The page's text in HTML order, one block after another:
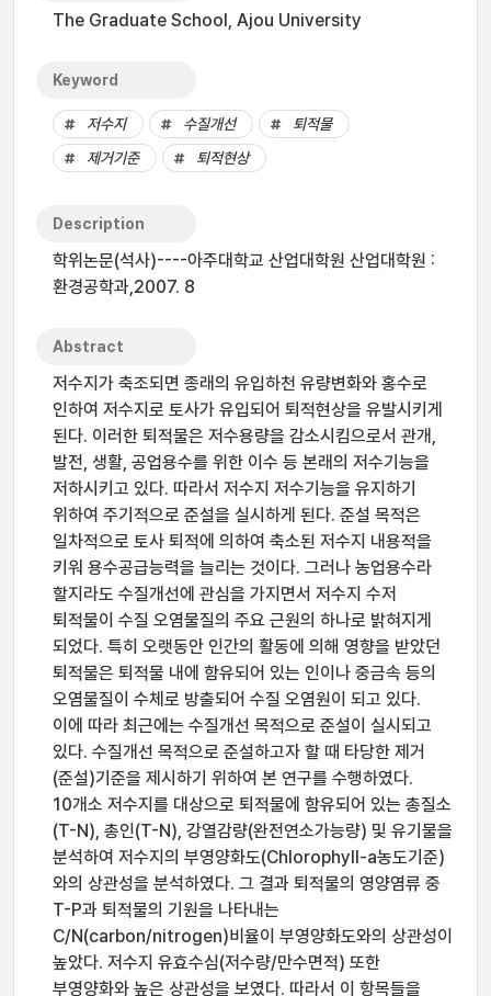
The Graduate School, Ajou University
Keyword
저수지 수질개선
퇴적물
제거기준
퇴적현상
Description
학위논문(석사)----아주대학교 산업대학원 산업대학원 :
환경공학과,2007. 8
Abstract
저수지가 축조되면 종래의 유입하천 유량변화와 홍수로
인하여 저수지로 토사가 유입되어 퇴적현상을 유발시키게
된다. 이러한 퇴적물은 저수용량을 감소시킴으로서 관개,
발전, 생활, 공업용수를 위한 이수 등 본래의 저수기능을
저하시키고 있다. 따라서 저수지 저수기능을 유지하기
위하여 주기적으로 준설을 실시하게 된다. 준설 목적은
일차적으로 토사 퇴적에 의하여 축소된 저수지 내용적을
키워 용수공급능력을 늘리는 것이다. 그러나 농업용수라
할지라도 수질개선에 관심을 가지면서 저수지 수저
퇴적물이 수질 오염물질의 주요 근원의 하나로 밝혀지게
되었다. 특히 오랫동안 인간의 활동에 의해 영향을 받았던
퇴적물은 퇴적물 내에 함유되어 있는 인이나 중금속 등의
오염물질이 수체로 방출되어 수질 오염원이 되고 있다.
이에 따라 최근에는 수질개선 목적으로 준설이 실시되고
있다. 수질개선 목적으로 준설하고자 할 때 타당한 제거
(준설)기준을 제시하기 위하여 본 연구를 수행하였다.
10개소 저수지를 대상으로 퇴적물에 함유되어 있는 총질소
(T-N), 총인(T-N), 강열감량(완전연소가능량) 및 유기물을
분석하여 저수지의 부영양화도(Chlorophyll-a농도기준)
와의 상관성을 분석하였다. 그 결과 퇴적물의 영양염류 중
T-P과 퇴적물의 기원을 나타내는
C/N(carbon/nitrogen)비율이 부영양화도와의 상관성이
높았다. 저수지 유효수심(저수량/만수면적) 또한
부영양화와 높은 상관성을 보였다. 따라서 이 항목들을